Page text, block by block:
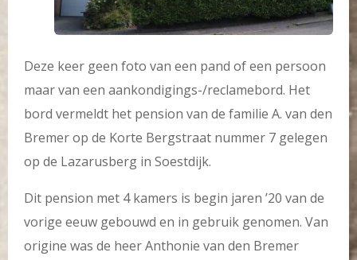
Deze keer geen foto van een pand of een persoon
maar van een aankondigings-/reclamebord. Het
bord vermeldt het pension van de familie A. van den
Bremer op de Korte Bergstraat nummer 7 gelegen
op de Lazarusberg in Soestdijk.
Dit pension met 4 kamers is begin jaren ’20 van de
vorige eeuw gebouwd en in gebruik genomen. Van
origine was de heer Anthonie van den Bremer